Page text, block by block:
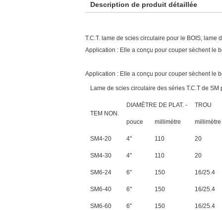
Description de produit détaillée
T.C.T. lame de scies circulaire pour le BOIS, lame
Application : Elle a conçu pour couper sèchent le
Application : Elle a conçu pour couper sèchent le
Lame de scies circulaire des séries T.C.T de
TEM NON.
DIAMÈTRE DE PLAT. - TROU
pouce millimètre millimètre
SM4-20 4" 110 20
SM4-30 4" 110 20
SM6-24 6" 150 16/25.4
SM6-40 6" 150 16/25.4
SM6-60 6" 150 16/25.4